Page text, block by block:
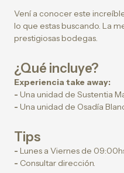
Vení a conocer este
lo que estas buscando. La
prestigiosas bodegas.
¿Qué incluye?
Experiencia take away:
- Una unidad de Sustentia
- Una unidad de Osadía
Tips
- Lunes a Viernes de
- Consultar dirección.